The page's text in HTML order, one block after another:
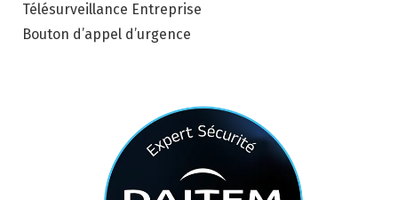
Télésurveillance Entreprise
Bouton d’appel d’urgence